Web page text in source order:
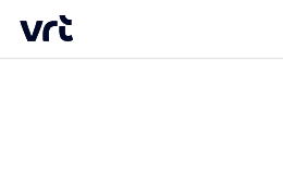
Ga naar de hoofdinhoud
VRT (home)
Home /